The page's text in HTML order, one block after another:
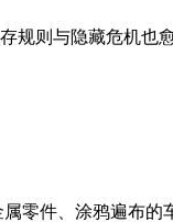
规则与隐藏危机也
零件、涂鸦遍布的